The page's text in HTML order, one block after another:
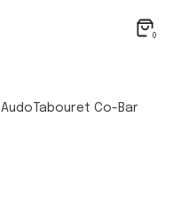
0
Audo Tabouret Co-Bar